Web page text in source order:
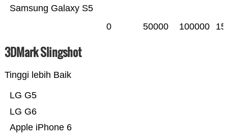
Samsung Galaxy S5
0 50000 100000
3DMark Slingshot
Tinggi lebih Baik
Apple iPhone 6
LG G6
LG G5